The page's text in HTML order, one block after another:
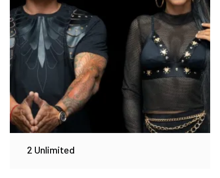
2 Unlimited